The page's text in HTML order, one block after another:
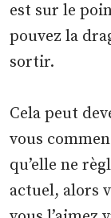
est sur le
pouvez la
sortir.
Cela peut
vous
qu’elle ne
actuel, alors